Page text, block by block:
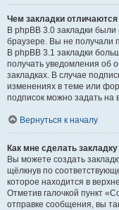
Чем закладки отличаются
В phpBB 3.0 закладки
браузере. Вы не получали
В phpBB 3.1 закладки
получать уведомления об
закладках. В случае
изменениях в теме или
подписок можно задать на
Вернуться к началу
Как мне сделать
Вы можете создать
щёлкнув по
которое находится в
Отметив галочкой пункт
отправке сообщения, вы